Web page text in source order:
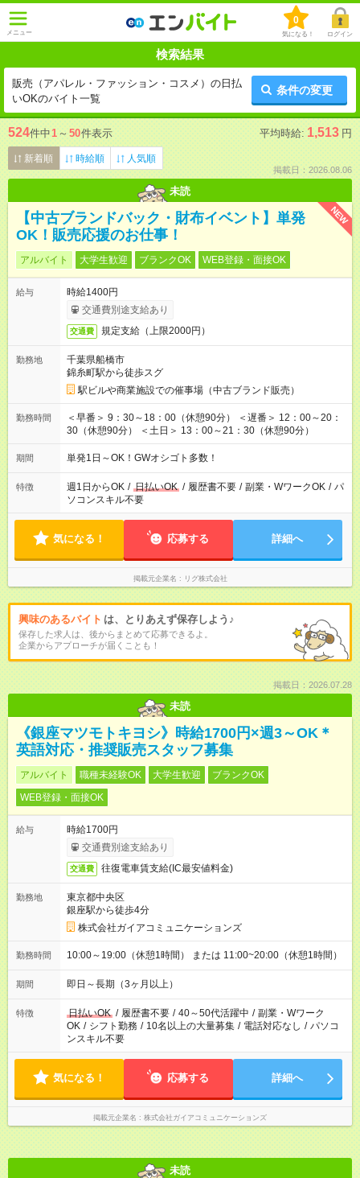
メニュー
0
気になる！ ログイン
検索結果
販売（アパレル・ファッション・コスメ）の日払
いOKのバイト一覧
条件の変更
524件中1 ～ 50件表示 平均時給: 1,513 円
新着順 時給順 人気順
掲載日：2026.08.06
未読
NEW
【中古ブランドバック・財布イベント】単発
OK！販売応援のお仕事！
アルバイト 大学生歓迎 ブランクOK WEB登録・面接OK
給与
時給1400円
交通費別途支給あり
交通費 規定支給（上限2000円）
勤務地
千葉県船橋市
錦糸町駅から徒歩スグ
駅ビルや商業施設での催事場（中古ブランド販売）
勤務時間
＜早番＞ 9：30～18：00（休憩90分） ＜遅番＞ 12：00～20：
30（休憩90分） ＜土日＞ 13：00～21：30（休憩90分）
期間 単発1日～OK！GWオシゴト多数！
特徴 週1日からOK / 日払いOK / 履歴書不要 / 副業・WワークOK / パ
ソコンスキル不要
気になる！ 応募する 詳細へ
掲載元企業名 リグ株式会社
興味のあるバイト は、とりあえず保存しよう♪
保存した求人は、後からまとめて応募できるよ。
企業からアプローチが届くことも！
掲載日：2026.07.28
未読
《銀座マツモトキヨシ》時給1700円×週3～OK＊
英語対応・推奨販売スタッフ募集
アルバイト 職種未経験OK 大学生歓迎
ブランクOK
WEB登録・面接OK
給与
時給1700円
交通費別途支給あり
交通費 往復電車賃支給(IC最安値料金)
勤務地
東京都中央区
銀座駅から徒歩4分
株式会社ガイアコミュニケーションズ
勤務時間 10:00～19:00（休憩1時間） または 11:00~20:00（休憩1時間）
期間 即日～長期（3ヶ月以上）
特徴 日払いOK / 履歴書不要 / 40～50代活躍中 / 副業・Wワーク
OK / シフト勤務 / 10名以上の大量募集 / 電話対応なし / パソコ
ンスキル不要
気になる！ 応募する 詳細へ
掲載元企業名 株式会社ガイアコミュニケーションズ
未読